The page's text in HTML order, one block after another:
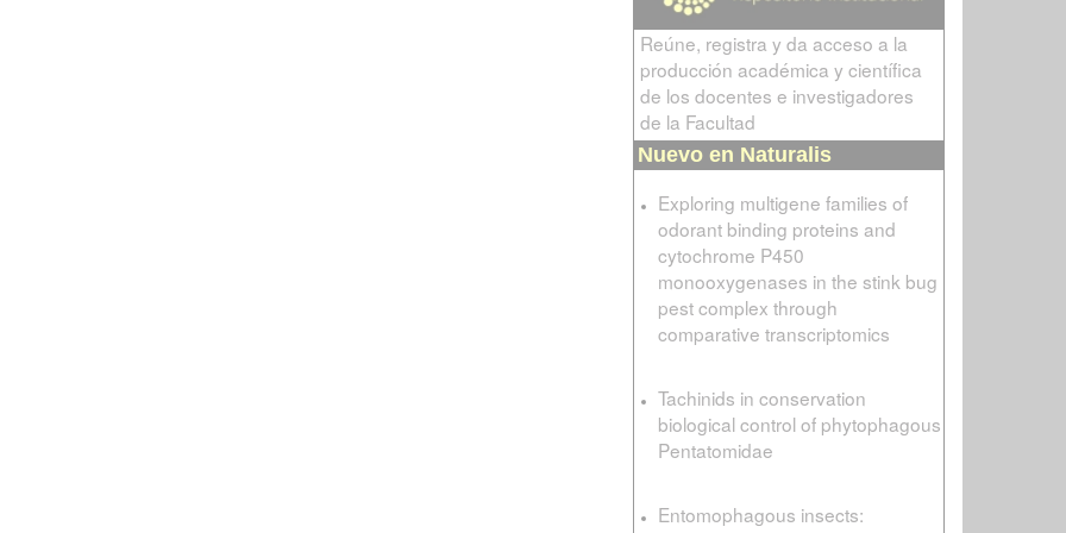
Reúne, registra y da acceso a la
producción académica y científica
de los docentes e investigadores
de la Facultad
Nuevo en Naturalis
Exploring multigene families of
odorant binding proteins and
cytochrome P450
monooxygenases in the stink bug
pest complex through
comparative transcriptomics
Tachinids in conservation
biological control of phytophagous
Pentatomidae
Entomophagous insects: